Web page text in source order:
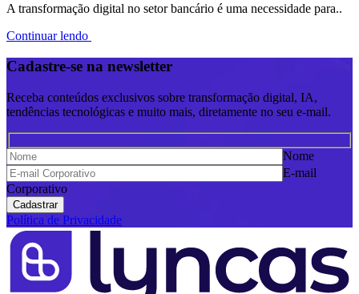
A transformação digital no setor bancário é uma necessidade para..
Continuar lendo
Cadastre-se na newsletter
Receba conteúdos exclusivos sobre transformação digital, IA,
tendências tecnológicas e muito mais, diretamente no seu e-mail.
Nome
E-mail
Corporativo
Política de Privacidade